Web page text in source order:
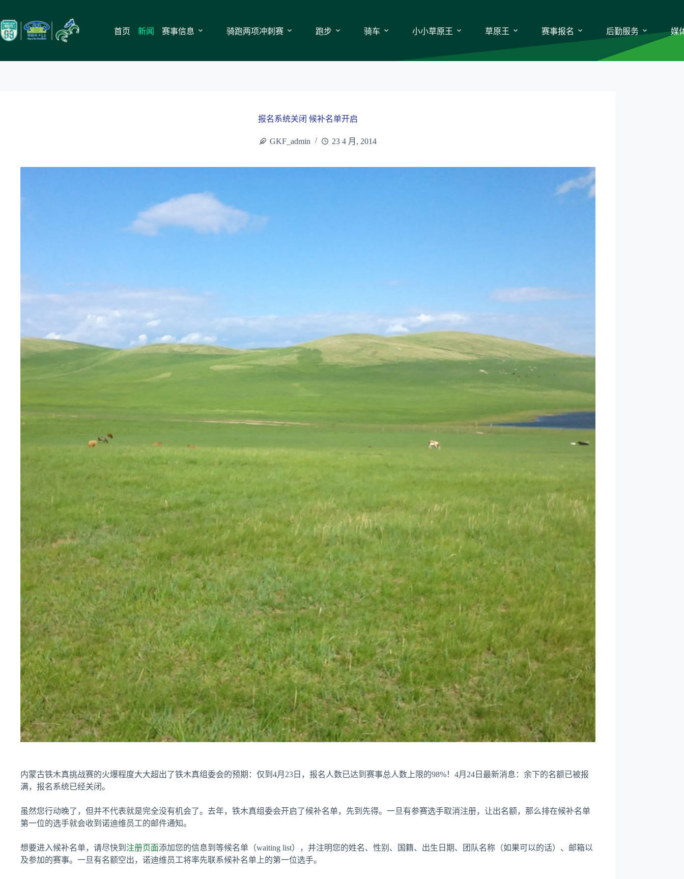
至
内
容
首页 新闻 赛事信息 骑跑两项冲刺赛 跑步 骑车 小小草原王 草原王 赛事报名 后勤服务 媒
报名系统关闭 候补名单开启
GKF_admin 23 4 月, 2014
内蒙古铁木真挑战赛的火爆程度大大超出了铁木真组委会的预期：仅到4月23日，报名人数已达到赛事总人数上限的98%！4月24日最新消息：余下的名额已被报
满，报名系统已经关闭。
虽然您行动晚了，但并不代表就是完全没有机会了。去年，铁木真组委会开启了候补名单，先到先得。一旦有参赛选手取消注册，让出名额，那么排在候补名单
第一位的选手就会收到诺迪维员工的邮件通知。
想要进入候补名单，请尽快到 注册页面添加您的信息到等候名单（waiting list），并注明您的姓名、性别、国籍、出生日期、团队名称（如果可以的话）、邮箱以
及参加的赛事。一旦有名额空出，诺迪维员工将率先联系候补名单上的第一位选手。